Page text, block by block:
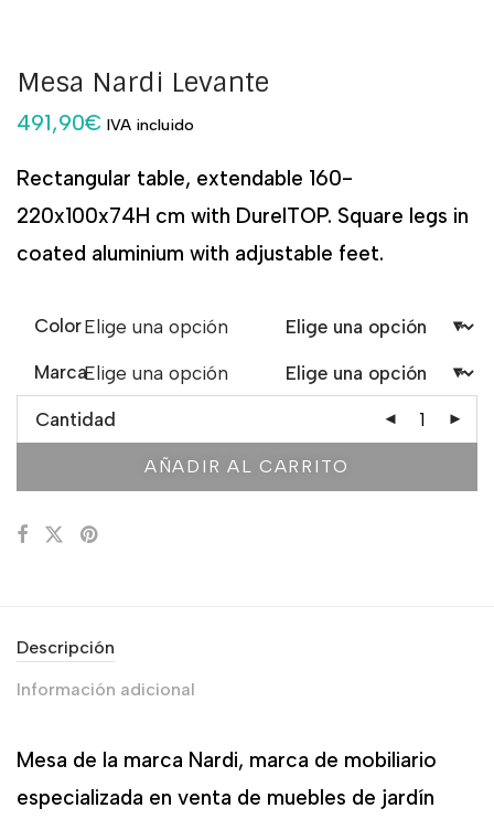
Mesa Nardi Levante
491,90€ IVA incluido
Rectangular table, extendable 160-
220x100x74H cm with DurelTOP. Square legs in
coated aluminium with adjustable feet.
Color Elige una opción
Marca Elige una opción
Cantidad
AÑADIR AL CARRITO
Descripción
Información adicional
Mesa de la marca Nardi, marca de mobiliario
especializada en venta de muebles de jardín